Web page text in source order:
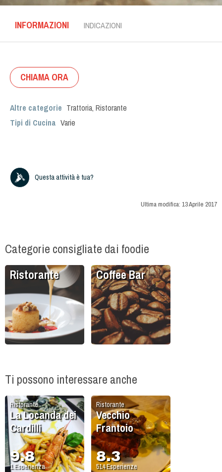
INFORMAZIONI INDICAZIONI
CHIAMA ORA
Altre categorie Trattoria, Ristorante
Tipi di Cucina Varie
Questa attività è tua?
Ultima modifica: 13 Aprile 2017
Categorie consigliate dai foodie
Ristorante Coffee Bar
Ti possono interessare anche
Ristorante
La Locanda dei
Cardilli
9.8
1Esperienza
Ristorante
Vecchio
Frantoio
8.3
514Esperienze